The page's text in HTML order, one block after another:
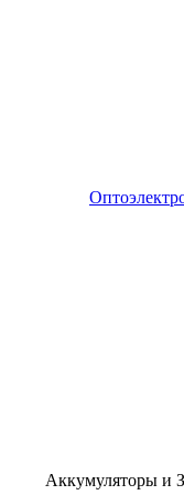
Аккумуляторы и